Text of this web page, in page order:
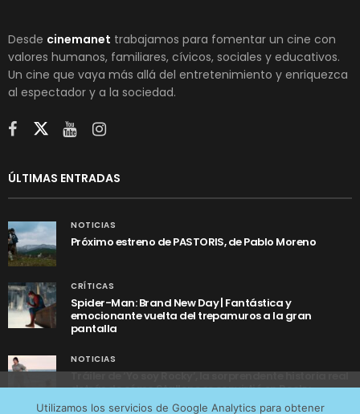
Desde cinemanet trabajamos para fomentar un cine con
valores humanos, familiares, cívicos, sociales y educativos.
Un cine que vaya más allá del entretenimiento y enriquezca
al espectador y a la sociedad.
ÚLTIMAS ENTRADAS
NOTICIAS
Próximo estreno de PASTORIS, de Pablo Moreno
CRÍTICAS
Spider-Man: Brand New Day | Fantástica y
emocionante vuelta del trepamuros a la gran
pantalla
NOTICIAS
Tráiler de ‘Yo soy Rocky’, la sorprendente historia real
detrás de cómo Stallone se convirtió en Rocky
Utilizamos los servicios de Google Analytics para obtener